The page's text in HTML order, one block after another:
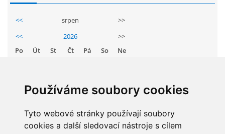
Používáme soubory cookies
Tyto webové stránky používají soubory
cookies a další sledovací nástroje s cílem
ŠKOLNÍ PORADENSKÉ PRACOVIŠTĚ
<< srpen
>>
<<
2026
>>
Po
Út St Čt Pá So
Ne
11 12 13 14 15
16
18 19 20 21 22
23
25 26 27 28 29 30